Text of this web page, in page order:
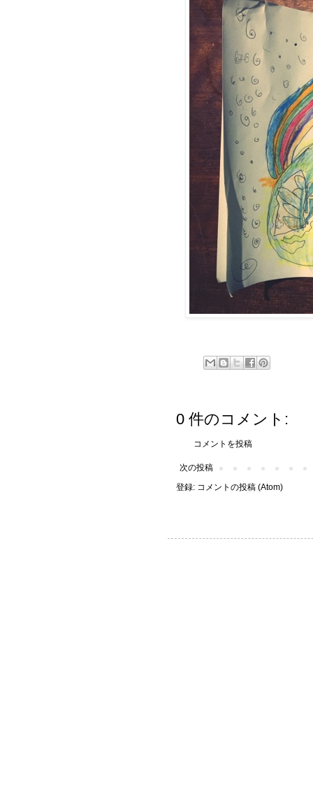
0 件のコメント:
コメントを投稿
次の投稿
登録: コメントの投稿 (Atom)